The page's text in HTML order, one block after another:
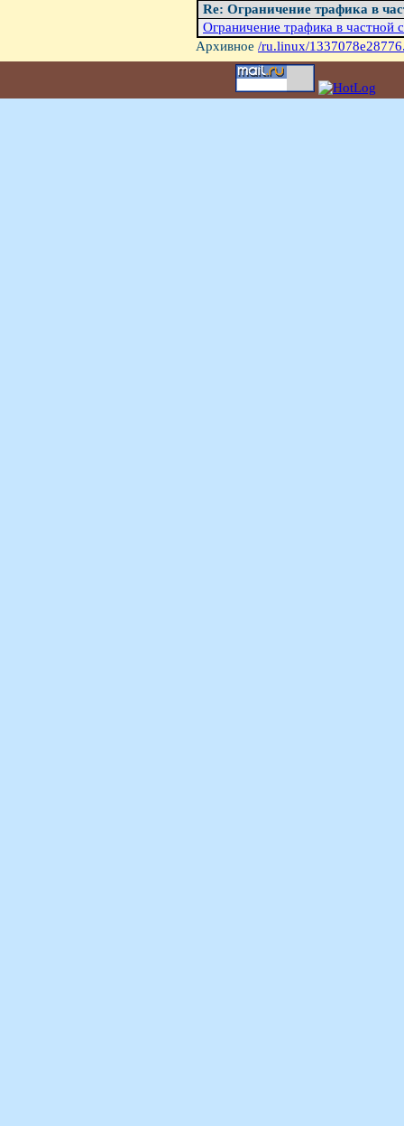
Re: Ограничение трафика в
Ограничение трафика в частной
Архивное /ru.linux/